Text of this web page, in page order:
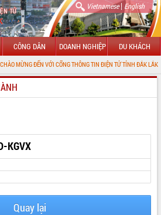
Vietnamese| English
CÔNG DÂN DOANH NGHIỆP DU KHÁCH
ĐẾN VỚI CỔNG THÔNG TIN ĐIỆN TỬ TỈNH ĐẮK LẮK
KGVX
Quay lại